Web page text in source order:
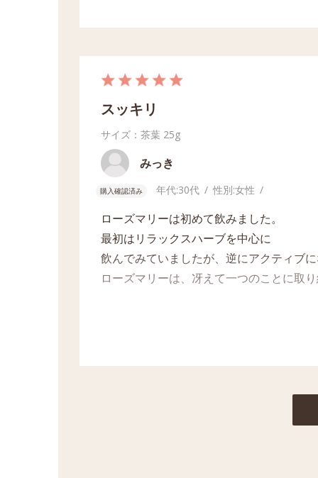
スッキリ
サイズ：茶葉 25g
みっき
購入確認済み 年代:30代 性別:女性
ローズマリーは初めて飲みました。
最初はリラックスハーブを中心に
飲んでみていましたが、逆にアクティブ
ローズマリーは、冴えて一つのことに取